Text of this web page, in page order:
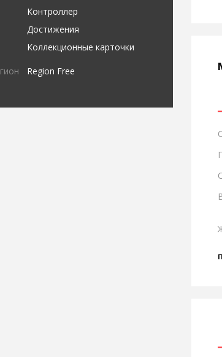
Контроллер
Достижения
Коллекционные карточки
Region Free